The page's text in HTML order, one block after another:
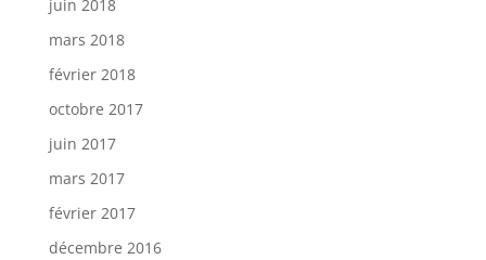
juin 2018
mars 2018
février 2018
octobre 2017
juin 2017
mars 2017
février 2017
décembre 2016